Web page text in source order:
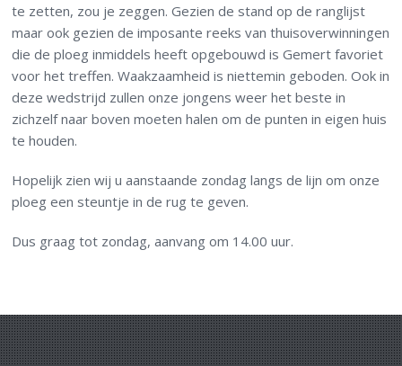
te zetten, zou je zeggen. Gezien de stand op de ranglijst
maar ook gezien de imposante reeks van thuisoverwinningen
die de ploeg inmiddels heeft opgebouwd is Gemert favoriet
voor het treffen. Waakzaamheid is niettemin geboden. Ook in
deze wedstrijd zullen onze jongens weer het beste in
zichzelf naar boven moeten halen om de punten in eigen huis
te houden.
Hopelijk zien wij u aanstaande zondag langs de lijn om onze
ploeg een steuntje in de rug te geven.
Dus graag tot zondag, aanvang om 14.00 uur.